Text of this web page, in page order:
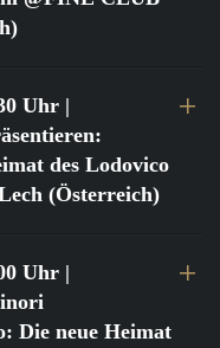
Uhr |
des Lodovico
(Österreich)
Uhr |
Die neue Heimat